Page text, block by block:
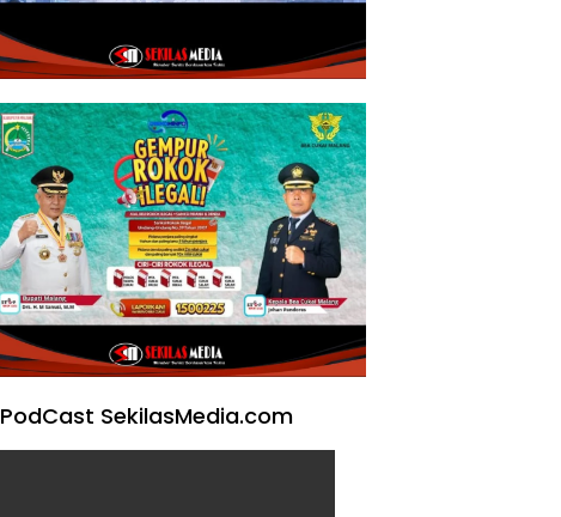
PodCast SekilasMedia.com